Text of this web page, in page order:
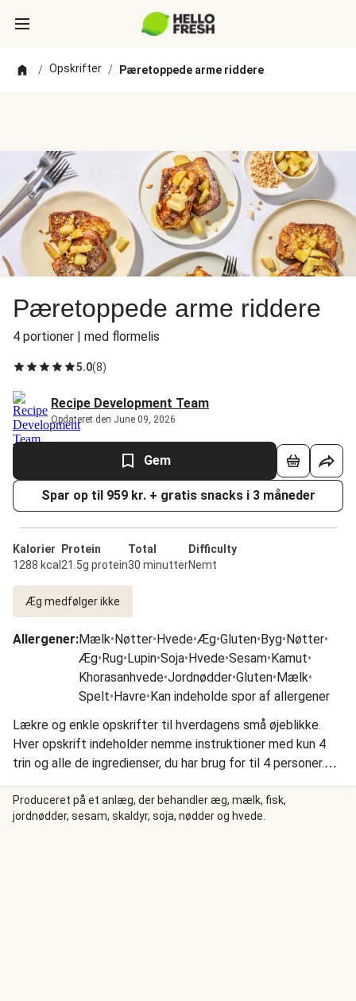
/ Opskrifter / Pæretoppede arme riddere
Pæretoppede arme riddere
4 portioner | med flormelis
5.0(8)
Recipe Development Team
Opdateret den June 09, 2026
Gem
Spar op til 959 kr. + gratis snacks i 3 måneder
Kalorier
1288 kcal
Protein
21.5g protein
Total
30 minutter
Difficulty
Nemt
Æg medfølger ikke
Allergener:Mælk•Nøtter•Hvede•Æg•Gluten•Byg•Nøtter•
Æg•Rug•Lupin•Soja•Hvede•Sesam•Kamut•
Khorasanhvede•Jordnødder•Gluten•Mælk•
Spelt•Havre•Kan indeholde spor af allergener
Lækre og enkle opskrifter til hverdagens små øjeblikke.
Hver opskrift indeholder nemme instruktioner med kun 4
trin og alle de ingredienser, du har brug for til 4 personer.
Arme riddere kaldes French toast på engelsk, og er luftige,
bløde brød, der vendes i æg og madlavningsfløde, og
steges gyldne i smør og lidt olivenolie. Vi topper med pære
Produceret på et anlæg, der behandler æg, mælk, fisk,
jordnødder, sesam, skaldyr, soja, nødder og hvede.